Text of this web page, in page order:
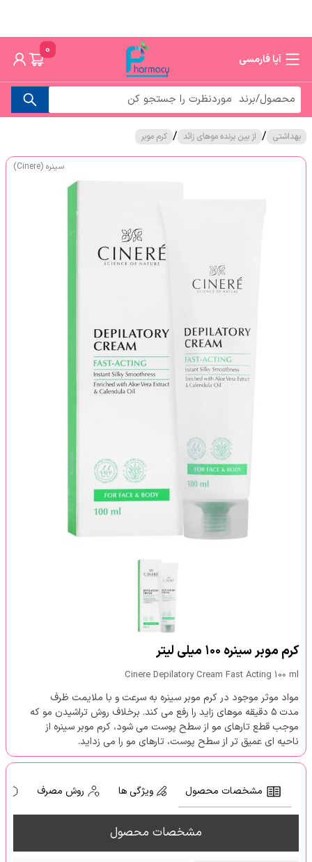
آپا فارمسی
0
بهداشتی / از بین برنده موهای زائد / کرم موبر
سینره (Cinere)
کرم موبر سینره ۱۰۰ میلی لیتر
Cinere Depilatory Cream Fast Acting 100 ml
مواد موثر موجود در کرم موبر سینره به سرعت و با ملایمت ظرف
مدت ۵ دقیقه موهای زاید را رفع می کند. برخلاف روش تراشیدن مو که
موجب قطع تارهای مو از سطح پوست می شود، کرم موبر سینره از
ناحیه ای عمیق تر از سطح پوست، تارهای مو را می زداید.
مشخصات محصول ویژگی ها روش مصرف
مشخصات محصول